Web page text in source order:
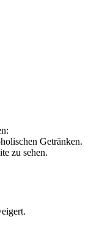
Getränken.
zu sehen.